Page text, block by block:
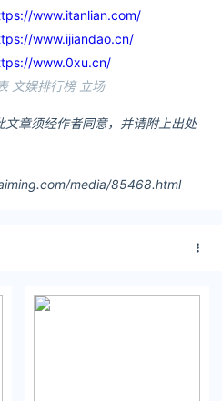
www.itanlian.com/
www.ijiandao.cn/
www.0xu.cn/
文娱排行榜 立场
文章须经作者同意，并请附上出处
media/85468.html